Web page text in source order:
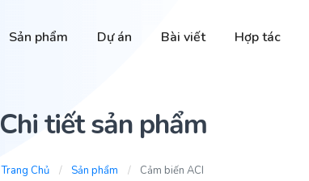
Sản phẩm Dự án Bài viết Hợp tác
Chi tiết sản phẩm
Trang Chủ Sản phẩm Cảm biến ACI